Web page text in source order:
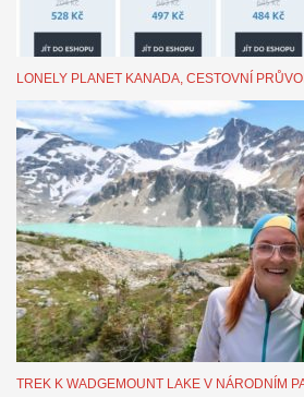
LONELY PLANET KANADA, CESTOVNÍ
TREK K WADGEMOUNT LAKE V NÁRODNÍM